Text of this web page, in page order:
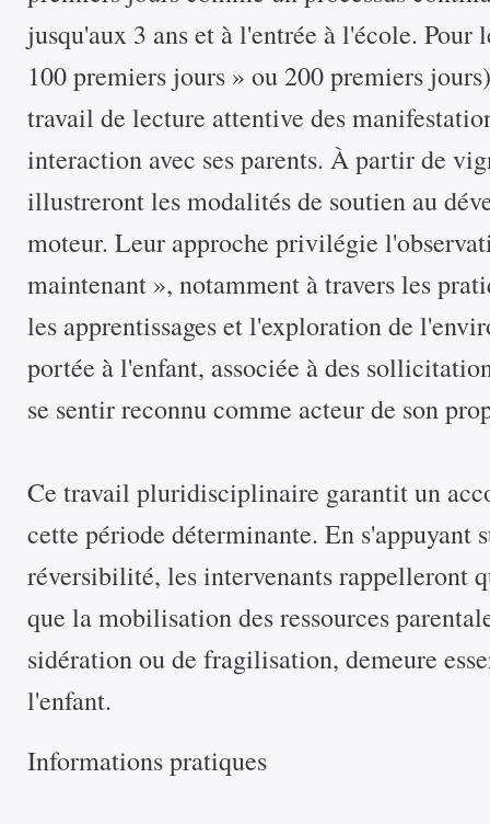
jusqu'aux 3 ans et à l'entrée à l'école. Pour
100 premiers jours » ou 200 premiers
travail de lecture attentive des
interaction avec ses parents. À partir de
illustreront les modalités de soutien au
moteur. Leur approche privilégie
maintenant », notamment à travers les
les apprentissages et l'exploration de
portée à l'enfant, associée à des
se sentir reconnu comme acteur de son
Ce travail pluridisciplinaire garantit un
cette période déterminante. En s'appuyant
réversibilité, les intervenants rappelleront
que la mobilisation des ressources
sidération ou de fragilisation, demeure
l'enfant.
Informations pratiques